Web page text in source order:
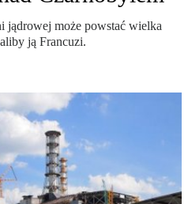
jądrowej może powstać wielka
ją Francuzi.